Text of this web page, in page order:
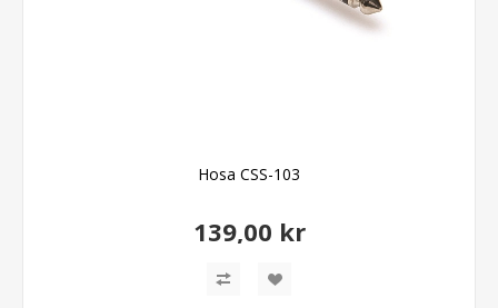
Hosa CSS-103
139,00 kr